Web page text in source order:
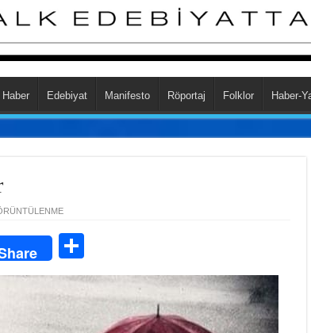
Haber Edebiyat Manifesto Röportaj Folklor Haber-
ha
re